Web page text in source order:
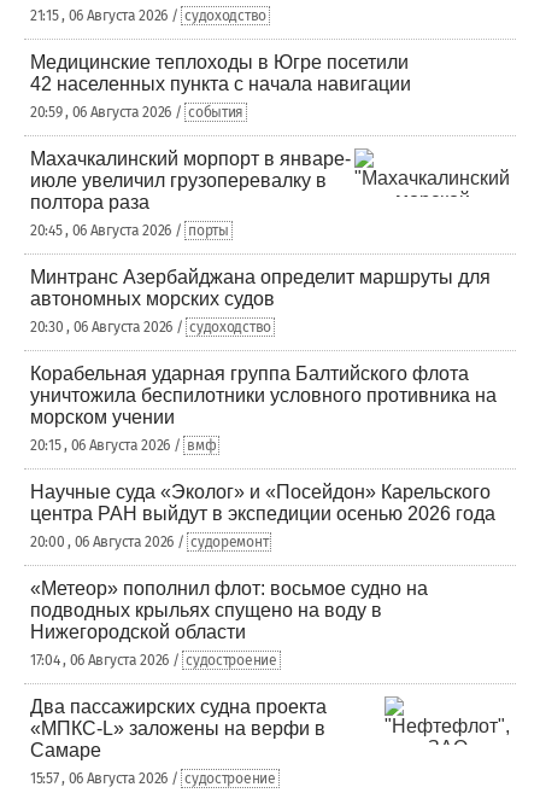
21:15 , 06 Августа 2026 / судоходство
Медицинские теплоходы в Югре посетили
42 населенных пункта с начала навигации
20:59 , 06 Августа 2026 / события
Махачкалинский морпорт в январе-
июле увеличил грузоперевалку в
полтора раза
20:45 , 06 Августа 2026 / порты
Минтранс Азербайджана определит маршруты для
автономных морских судов
20:30 , 06 Августа 2026 / судоходство
Корабельная ударная группа Балтийского флота
уничтожила беспилотники условного противника на
морском учении
20:15 , 06 Августа 2026 / вмф
Научные суда «Эколог» и «Посейдон» Карельского
центра РАН выйдут в экспедиции осенью 2026 года
20:00 , 06 Августа 2026 / судоремонт
«Метеор» пополнил флот: восьмое судно на
подводных крыльях спущено на воду в
Нижегородской области
17:04 , 06 Августа 2026 / судостроение
Два пассажирских судна проекта
«МПКС-L» заложены на верфи в
Самаре
15:57 , 06 Августа 2026 / судостроение